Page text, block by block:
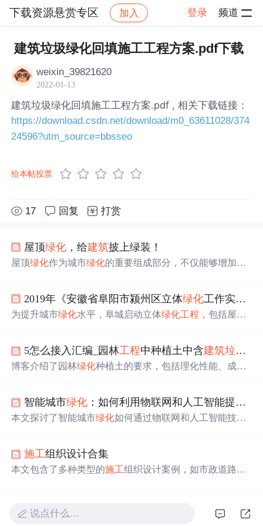
下载资源悬赏专区 加入 登录 频道
社区 下载资源悬赏专区 帖子详情
建筑垃圾绿化回填施工工程方案.pdf下载
weixin_39821620
2022-01-13
建筑垃圾绿化回填施工工程方案.pdf , 相关下载链接：
https://download.csdn.net/download/m0_63611028/374
24596?utm_source=bbsseo
给本帖投票
17 回复 打赏
屋顶绿化 ，给建筑披上绿装！
屋顶绿化作为城市绿化的重要组成部分，不仅能够增加城
内外现状、存在问题以及新型屋顶 绿化解决方案，展示了
屋顶绿化在提升城市生态环境方面的巨大潜力。
2019年《安徽省阜阳市颍州区立体绿化工作实施
为提升城市绿化水平，阜城启动立体绿化工程 ，包括屋
5怎么接入汇编_园林工程中种植土中含建筑垃圾
博客介绍了园林绿化种植土的要求，包括理化性能、成分
园林绿化工程建设省级工法汇编》，涉及多种园林绿化新
技术。
智能城市绿化 ：如何利用物联网和人工智能提高
本文探讨了智能城市绿化如何通过物联网和人工智能技术
和挑战，展示了人工智能在绿色
中的应用实例。
施工组织设计合集
本文包含了多种类型的施工组织设计案例，如市政道路、
说点什么…